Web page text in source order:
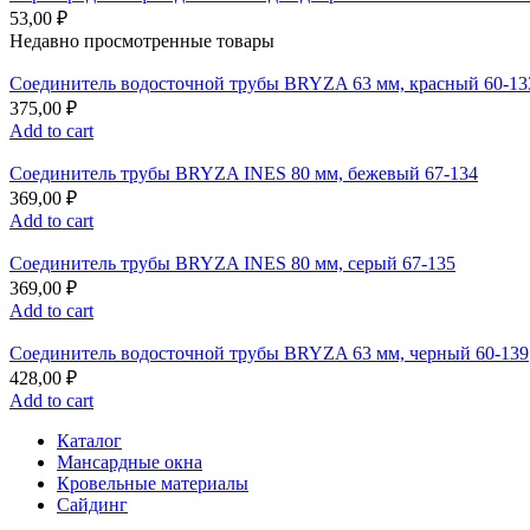
53,00 ₽
Недавно просмотренные товары
Соединитель водосточной трубы BRYZA 63 мм, краcный 60-
375,00 ₽
Add to cart
Соединитель трубы BRYZA INES 80 мм, бежевый 67-134
369,00 ₽
Add to cart
Соединитель трубы BRYZA INES 80 мм, серый 67-135
369,00 ₽
Add to cart
Соединитель водосточной трубы BRYZA 63 мм, черный 60-139
428,00 ₽
Add to cart
Каталог
Мансардные окна
Кровельные материалы
Сайдинг